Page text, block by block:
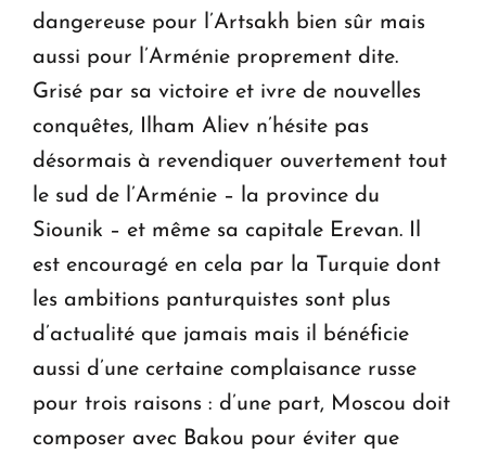
dangereuse pour l’Artsakh bien sûr mais
aussi pour l’Arménie proprement dite.
Grisé par sa victoire et ivre de nouvelles
conquêtes, Ilham Aliev n’hésite pas
désormais à revendiquer ouvertement tout
le sud de l’Arménie – la province du
Siounik – et même sa capitale Erevan. Il
est encouragé en cela par la Turquie dont
les ambitions panturquistes sont plus
d’actualité que jamais mais il bénéficie
aussi d’une certaine complaisance russe
pour trois raisons : d’une part, Moscou doit
composer avec Bakou pour éviter que